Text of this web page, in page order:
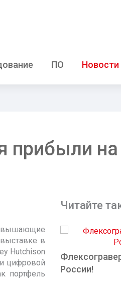
ПО Новости
прибыли на
в
Hutchison
цифровой
портфель
Читайте
России!